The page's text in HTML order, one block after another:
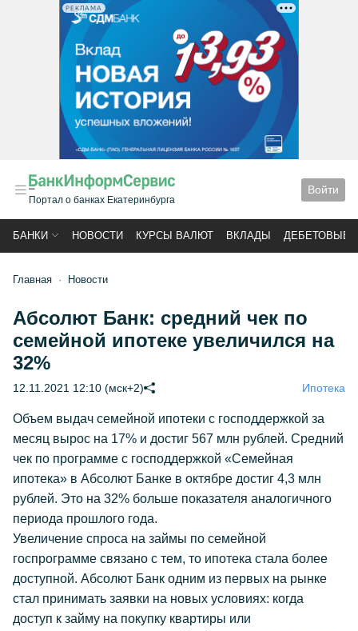
РЕКЛАМА
Портал о банках Екатеринбурга
Войти
БАНКИ НОВОСТИ КУРСЫ ВАЛЮТ ВКЛАДЫ ДЕБЕТОВЫЕ
Главная Новости
Абсолют Банк: средний чек по
семейной ипотеке увеличился на
32%
12.11.2021 12:10 (мск+2) Ипотека
Объем выдач семейной ипотеки с господдержкой за
месяц вырос на 17% и достиг 567 млн рублей. Средний
чек по программе с господдержкой «Семейная
ипотека» в Абсолют Банке в октябре достиг 4,3 млн
рублей. Это на 32% больше показателя аналогичного
периода прошлого года.
Увеличение спроса на займы по семейной
госпрограмме связано с тем, то ипотека стала более
доступной. Абсолют Банк одним из первых на рынке
стал принимать заявки на новых условиях: когда
доступ к займу на покупку квартиры или